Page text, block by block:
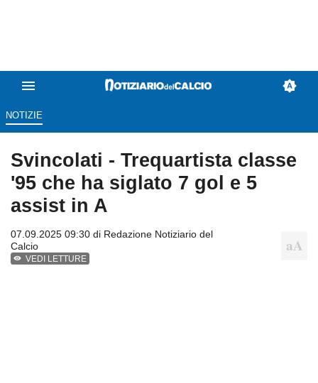
NOTIZIE
Svincolati - Trequartista classe
'95 che ha siglato 7 gol e 5
assist in A
07.09.2025 09:30 di Redazione Notiziario del
Calcio
VEDI LETTURE